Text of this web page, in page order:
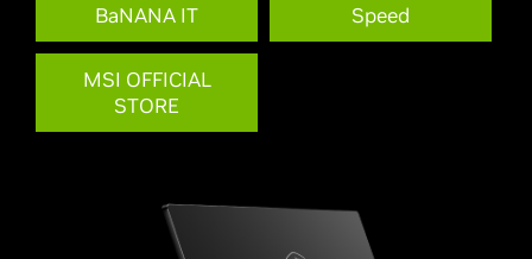
BaNANA IT Speed
MSI OFFICIAL
STORE